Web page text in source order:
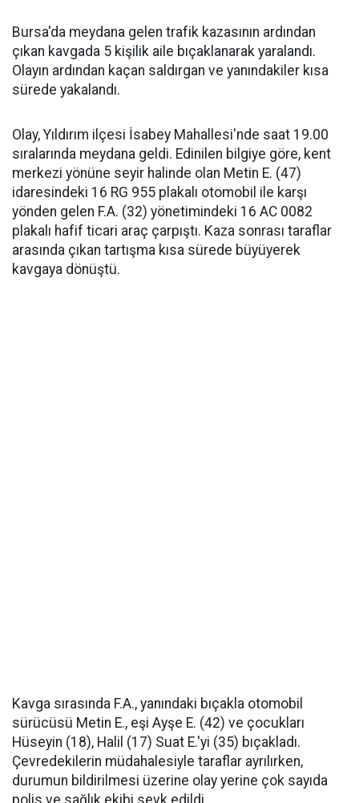
Bursa'da meydana gelen trafik kazasının ardından
çıkan kavgada 5 kişilik aile bıçaklanarak yaralandı.
Olayın ardından kaçan saldırgan ve yanındakiler kısa
sürede yakalandı.
Olay, Yıldırım ilçesi İsabey Mahallesi'nde saat 19.00
sıralarında meydana geldi. Edinilen bilgiye göre, kent
merkezi yönüne seyir halinde olan Metin E. (47)
idaresindeki 16 RG 955 plakalı otomobil ile karşı
yönden gelen F.A. (32) yönetimindeki 16 AC 0082
plakalı hafif ticari araç çarpıştı. Kaza sonrası taraflar
arasında çıkan tartışma kısa sürede büyüyerek
kavgaya dönüştü.
Kavga sırasında F.A., yanındaki bıçakla otomobil
sürücüsü Metin E., eşi Ayşe E. (42) ve çocukları
Hüseyin (18), Halil (17) Suat E.'yi (35) bıçakladı.
Çevredekilerin müdahalesiyle taraflar ayrılırken,
durumun bildirilmesi üzerine olay yerine çok sayıda
polis ve sağlık ekibi sevk edildi.